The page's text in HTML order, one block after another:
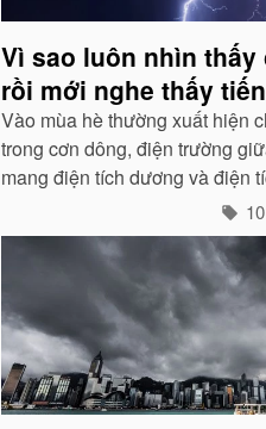
Vì sao luôn nhìn
rồi mới nghe thấy
Vào mùa hè thường xuất hiện
trong cơn dông, điện trường
mang điện tích dương và điện
những đám mây lớn đến một
hai loại điện tích trong quá
phát ra tia lửa...